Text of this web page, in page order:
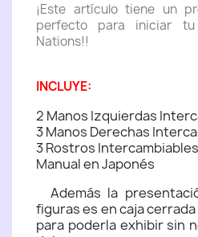
¡Este artículo tiene un
perfecto para iniciar tu
Nations!!
INCLUYE:
2 Manos Izquierdas
3 Manos Derechas
3 Rostros Intercambiables
Manual en Japonés
Además la
figuras es en caja
para poderla exhibir sin